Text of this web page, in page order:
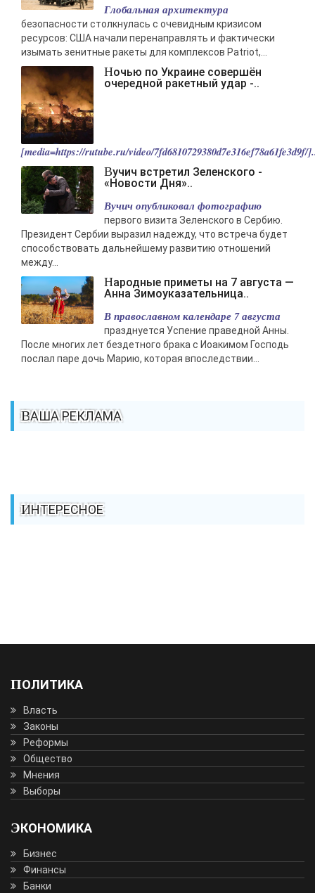
-- Люблю давать советы и очень не люблю, когда их дают мне.
Глобальная архитектура
безопасности столкнулась с очевидным кризисом
ресурсов: США начали перенаправлять и фактически
изымать зенитные ракеты для комплексов Patriot,...
Ночью по Украине совершён
очередной ракетный удар -..
[media=https://rutube.ru/video/7fd6810729380d7e316ef78a61fe3d9f/
Вучич встретил Зеленского -
«Новости Дня»..
Вучич опубликовал фотографию
первого визита Зеленского в Сербию.
Президент Сербии выразил надежду, что встреча будет
способствовать дальнейшему развитию отношений
между...
Народные приметы на 7 августа —
Анна Зимоуказательница..
В православном календаре 7 августа
празднуется Успение праведной Анны.
После многих лет бездетного брака с Иоакимом Господь
послал паре дочь Марию, которая впоследствии...
ВАША РЕКЛАМА
ИНТЕРЕСНОЕ
ПОЛИТИКА
Власть
Законы
Реформы
Общество
Мнения
Выборы
ЭКОНОМИКА
Бизнес
Финансы
Банки